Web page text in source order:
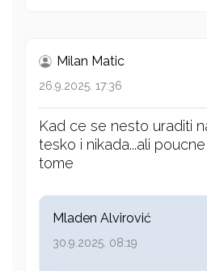
Milan Matic
26.9.2025. 17:36
Kad ce se nesto uraditi
tesko i nikada...ali
tome
Mladen Alvirović
30.9.2025. 08:19